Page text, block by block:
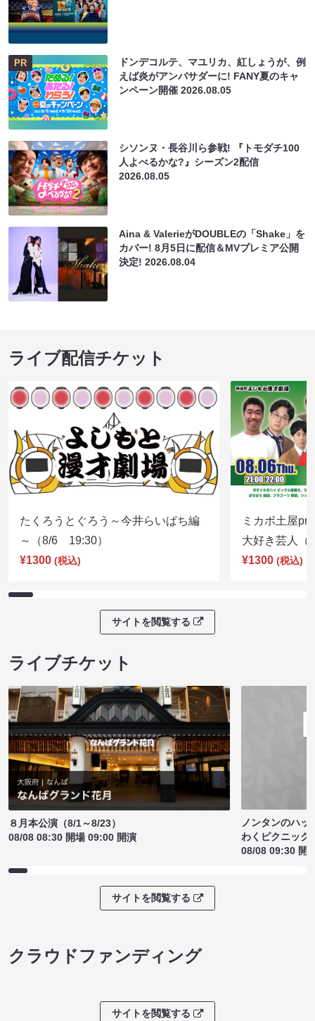
PR
ドンデコルテ、マユリカ、紅しょうが、例
えば炎がアンバサダーに! FANY夏のキャ
ンペーン開催2026.08.05
シソンヌ・長谷川ら参戦! 『トモダチ100
人よべるかな?』シーズン2配信
2026.08.05
Aina & ValerieがDOUBLEの「Shake」を
カバー! 8月5日に配信＆MVプレミア公開
決定!2026.08.04
ライブ配信チケット
たくろうとぐろう～今井らいぱち編
～（8/6 19:30）
¥1300 (税込)
ミカボ土屋
大好き芸人
¥1300 (税込)
サイトを閲覧する
ライブチケット
８月本公演（8/1～8/23）
08/08 08:30 開場 09:00 開演
ノンタンのハッ
わくピクニック
08/08 09:30 開
サイトを閲覧する
クラウドファンディング
サイトを閲覧する